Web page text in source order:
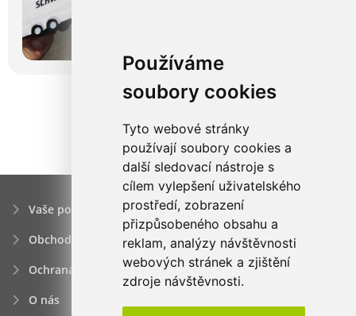
Používáme
soubory cookies
Tyto webové stránky
používají soubory cookies a
další sledovací nástroje s
cílem vylepšení uživatelského
prostředí, zobrazení
přizpůsobeného obsahu a
reklam, analýzy návštěvnosti
webových stránek a zjištění
zdroje návštěvnosti.
Vaše poptávka
Obchodní podmínky
Ochrana osobních údajú
O nás